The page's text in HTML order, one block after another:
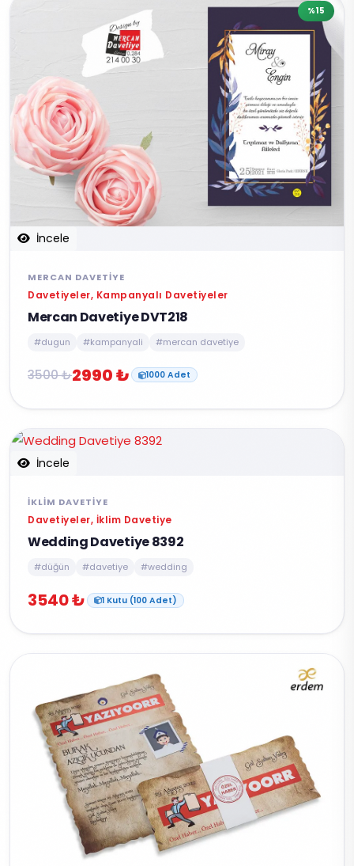
İncele
%15
MERCAN DAVETIYE
Davetiyeler, Kampanyalı Davetiyeler
Mercan Davetiye DVT218
#dugun #kampanyali #mercan davetiye
3500 ₺2990 ₺ 1000 Adet
İncele
İKLIM DAVETIYE
Davetiyeler, İklim Davetiye
Wedding Davetiye 8392
#düğün #davetiye #wedding
3540 ₺ 1 Kutu (100 Adet)